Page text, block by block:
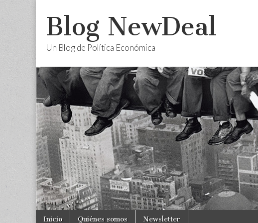
Blog NewDeal
Un Blog de Política Económica
Main
Skip
Inicio Quiénes somos Newsletter